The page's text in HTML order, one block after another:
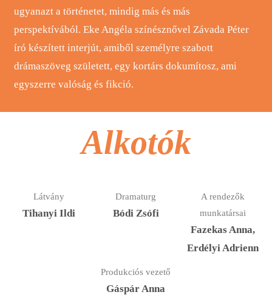
ugyanazt a történetet, mindig más és más
perspektívából. Eke Angéla színésznővel Závada Péter
író készített interjút, amiből személyre szabott
drámaszöveg született, egy kortárs dokumítosz, ami
egyszerre valóság és fikció.
Alkotók
Látvány
Tihanyi Ildi
Dramaturg
Bódi Zsófi
A rendezők
munkatársai
Fazekas Anna,
Erdélyi Adrienn
Produkciós vezető
Gáspár Anna